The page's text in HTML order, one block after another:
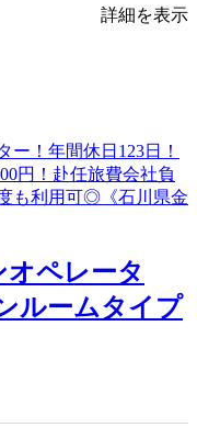
詳細を表示
オペレータ
ルームタイプ